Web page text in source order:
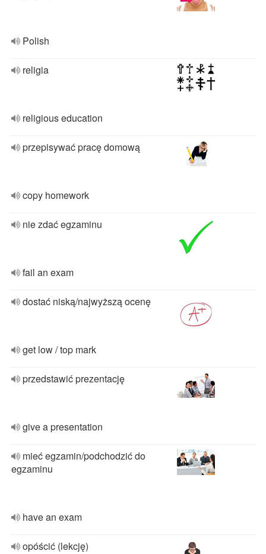
Polish
religia
religious education
przepisywać pracę domową
copy homework
nie zdać egzaminu
fail an exam
dostać niską/najwyższą ocenę
get low / top mark
przedstawić prezentację
give a presentation
mieć egzamin/podchodzić do
egzaminu
have an exam
opóścić (lekcję)